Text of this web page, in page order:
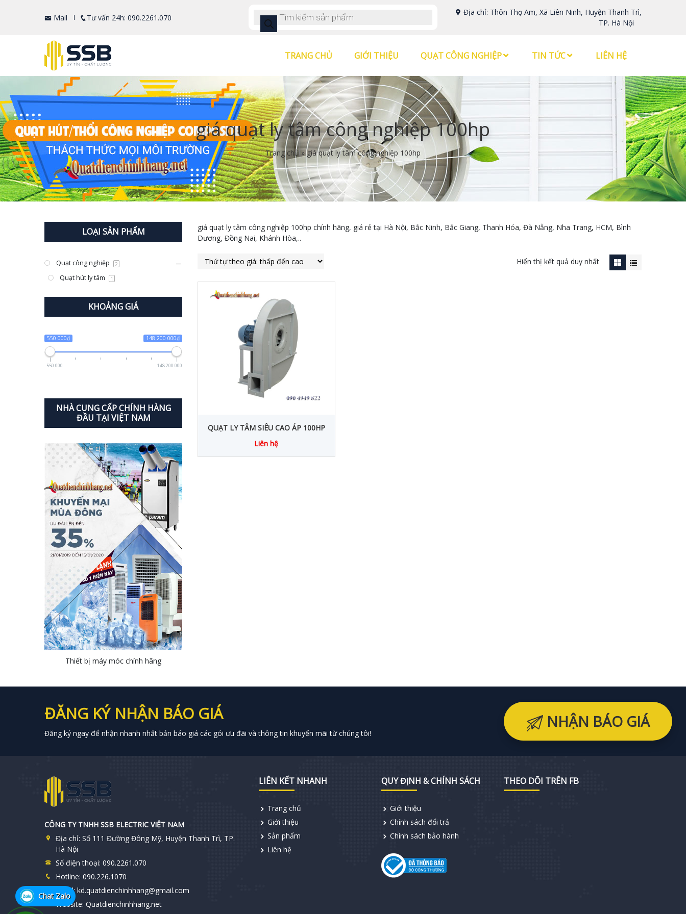
Mail Tư vấn 24h: 090.2261.070
Địa chỉ: Thôn Thọ Am, Xã Liên Ninh, Huyện Thanh Trì,
TP. Hà Nội
TRANG CHỦ GIỚI THIỆU QUẠT CÔNG NGHIỆP TIN TỨC LIÊN HỆ
giá quạt ly tâm công nghiệp 100hp
Trang chủ»giá quạt ly tâm công nghiệp 100hp
giá quạt ly tâm công nghiệp 100hp chính hãng, giá rẻ tại Hà Nội, Bắc Ninh, Bắc Giang, Thanh Hóa, Đà Nẵng, Nha Trang, HCM, Bình
Dương, Đồng Nai, Khánh Hòa,..
Hiển thị kết quả duy nhất
QUẠT LY TÂM SIÊU CAO ÁP 100HP
Liên hệ
LOẠI SẢN PHẨM
Quạt công nghiệp 2
Quạt hút ly tâm 1
KHOẢNG GIÁ
550 000₫ 148 200 000₫
550 000 148 200 000
NHÀ CUNG CẤP CHÍNH HÀNG
ĐẦU TẠI VIỆT NAM
Thiết bị máy móc chính hãng
ĐĂNG KÝ NHẬN BÁO GIÁ
Đăng ký ngay để nhận nhanh nhất bản báo giá các gói ưu đãi và thông tin khuyến mãi từ chúng tôi!
NHẬN BÁO GIÁ
CÔNG TY TNHH SSB ELECTRIC VIỆT NAM
Địa chỉ: Số 111 Đường Đông Mỹ, Huyện Thanh Trì, TP.
Hà Nội
Số điện thoại: 090.2261.070
Hotline: 090.226.1070
Email: kd.quatdienchinhhang@gmail.com
Website: Quatdienchinhhang.net
LIÊN KẾT NHANH
Trang chủ
Giới thiệu
Sản phẩm
Liên hệ
QUY ĐỊNH & CHÍNH SÁCH
Giới thiệu
Chính sách đổi trả
Chính sách bảo hành
THEO DÕI TRÊN FB
Chat Zalo